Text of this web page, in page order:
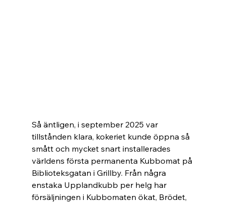
Så äntligen, i september 2025 var
tillstånden klara, kokeriet kunde öppna så
smått och mycket snart installerades
världens första permanenta Kubbomat på
Biblioteksgatan i Grillby. Från några
enstaka Upplandkubb per helg har
försäljningen i Kubbomaten ökat, Brödet,